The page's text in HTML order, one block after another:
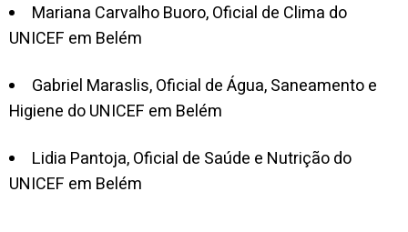
Mariana Carvalho Buoro, Oficial de Clima do
UNICEF em Belém
Gabriel Maraslis, Oficial de Água, Saneamento e
Higiene do UNICEF em Belém
Lidia Pantoja, Oficial de Saúde e Nutrição do
UNICEF em Belém